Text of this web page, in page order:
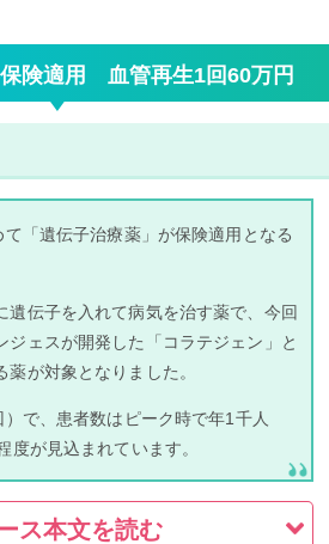
険適用 血管再生1回60万円
「遺伝子治療薬」が保険適用となる
遺伝子を入れて病気を治す薬で、今回
ジェスが開発した「コラテジェン」と
が対象となりました。
で、患者数はピーク時で年1千人
度が見込まれています。
ス本文を読む